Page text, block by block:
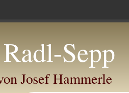
Sepp
Josef Hammerle